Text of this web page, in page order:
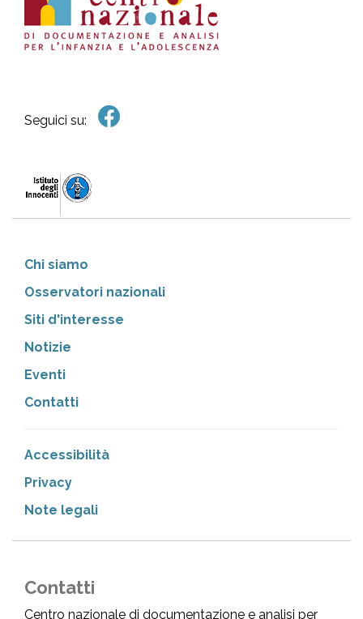
Seguici su:
Chi siamo
Osservatori nazionali
Siti d'interesse
Notizie
Eventi
Contatti
Accessibilità
Privacy
Note legali
Contatti
Centro nazionale di documentazione e analisi per